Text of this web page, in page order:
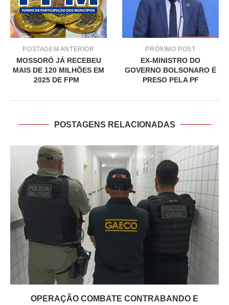
POSTAGEM ANTERIOR
MOSSORÓ JÁ RECEBEU
MAIS DE 120 MILHÕES EM
2025 DE FPM
PRÓXIMO POST
EX-MINISTRO DO
GOVERNO BOLSONARO É
PRESO PELA PF
POSTAGENS RELACIONADAS
OPERAÇÃO COMBATE CONTRABANDO E